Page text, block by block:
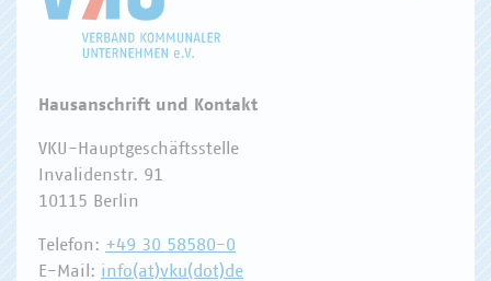
Hausanschrift und Kontakt
VKU-Hauptgeschäftsstelle
Invalidenstr. 91
10115 Berlin
Telefon: +49 30 58580-0
E-Mail: info(at)vku(dot)de